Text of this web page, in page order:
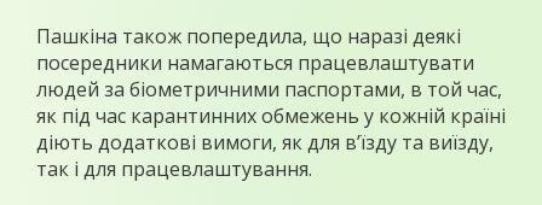
Пашкіна також попередила, що наразі деякі
посередники намагаються працевлаштувати
людей за біометричними паспортами, в той час,
як під час карантинних обмежень у кожній країні
діють додаткові вимоги, як для в’їзду та виїзду,
так і для працевлаштування.